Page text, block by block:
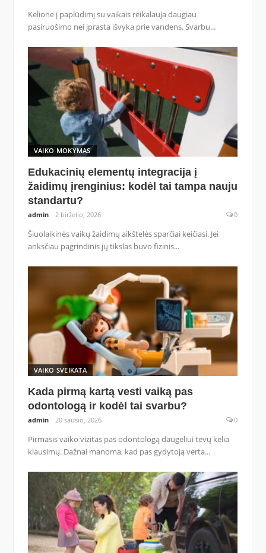
Kelionė į paplūdimį su vaikais reikalauja daugiau
pasiruošimo nei įprasta išvyka prie vandens. Svarbu...
VAIKO MOKYMAS
Edukacinių elementų integracija į
žaidimų įrenginius: kodėl tai tampa nauju
standartu?
admin 2 birželio, 2026 0
Šiuolaikinės vaikų žaidimų aikštelės sparčiai keičiasi. Jei
anksčiau pagrindinis jų tikslas buvo fizinis...
VAIKO SVEIKATA
Kada pirmą kartą vesti vaiką pas
odontologą ir kodėl tai svarbu?
admin 20 sausio, 2026 0
Pirmasis vaiko vizitas pas odontologą daugeliui tėvų kelia
klausimų. Dažnai manoma, kad pas gydytoją verta...